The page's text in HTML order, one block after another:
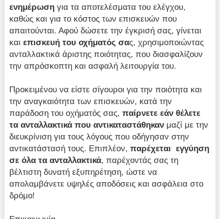
ενημέρωση για τα αποτελέσματα του ελέγχου,
καθώς και για το κόστος των επισκευών που
απαιτούνται. Αφού δώσετε την έγκρισή σας, γίνεται
καιεπισκευή του οχήματός σας, χρησιμοποιώντας
ανταλλακτικά άριστης ποιότητας, που διασφαλίζουν
την απρόσκοπτη και ασφαλή λειτουργία του.
Προκειμένου να είστε σίγουροι για την ποιότητα και
την αναγκαιότητα των επισκευών, κατά την
παράδοση του οχήματός σας,παίρνετε εάν θέλετε
τα ανταλλακτικά που αντικαταστάθηκαν μαζί με την
διευκρίνιση για τους λόγους που οδήγησαν στην
αντικατάστασή τους. Επιπλέον,παρέχεται εγγύηση
σε όλα τα ανταλλακτικά, παρέχοντάς σας τη
βέλτιστη δυνατή εξυπηρέτηση, ώστε να
απολαμβάνετε υψηλές αποδόσεις και ασφάλεια στο
δρόμο!